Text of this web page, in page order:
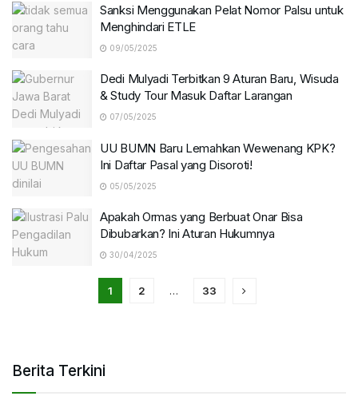
Sanksi Menggunakan Pelat Nomor Palsu untuk
Menghindari ETLE
09/05/2025
Dedi Mulyadi Terbitkan 9 Aturan Baru, Wisuda
& Study Tour Masuk Daftar Larangan
07/05/2025
UU BUMN Baru Lemahkan Wewenang KPK?
Ini Daftar Pasal yang Disoroti!
05/05/2025
Apakah Ormas yang Berbuat Onar Bisa
Dibubarkan? Ini Aturan Hukumnya
30/04/2025
1 2 … 33
Berita Terkini